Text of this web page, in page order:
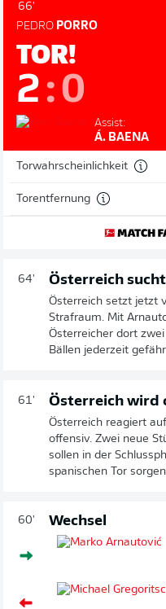
66'
PEDRO PORRO
TOR!
2:0
Assist:
Á. BAENA
Torwahrscheinlichkeit
Torentfernung
64' Österreich
Österreich setzt jetzt
Strafraum. Mit
Österreicher dort
Bällen jederzeit
61' Österreich wird
Österreich reagiert
offensiv. Zwei neue
sollen in der
spanischen Tor
60' Wechsel